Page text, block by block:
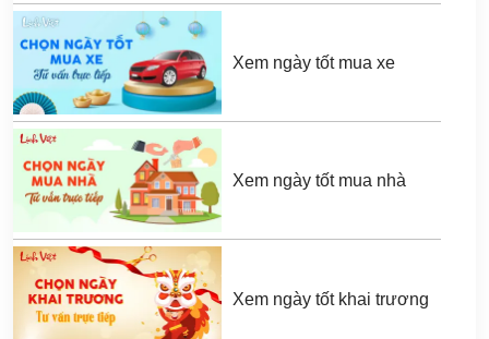
Xem ngày tốt mua xe
Xem ngày tốt mua nhà
Xem ngày tốt khai trương